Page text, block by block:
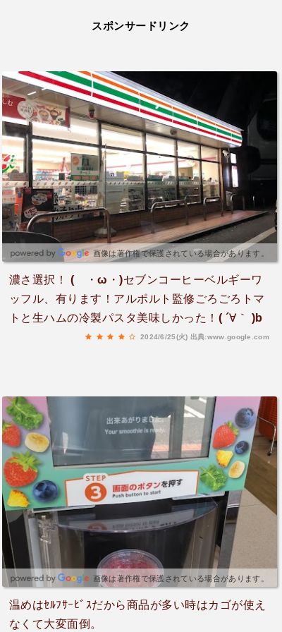
スポンサードリンク
画像は著作権で保護されている場合があります。
濃さ選択！ ( ・ω・)セブンコーヒーベルギーワ
ッフル、有ります！アルポルト監修ごろごろトマ
トと生ハムの冷製パスタ美味しかった！( ´∀｀ )b
2024/6/25(火) 出典:www.google.com
画像は著作権で保護されている場合があります。
温めはｾﾙﾌｻｰﾋﾞｽだから商品が多い時はカゴが使え
なくて大変面倒。